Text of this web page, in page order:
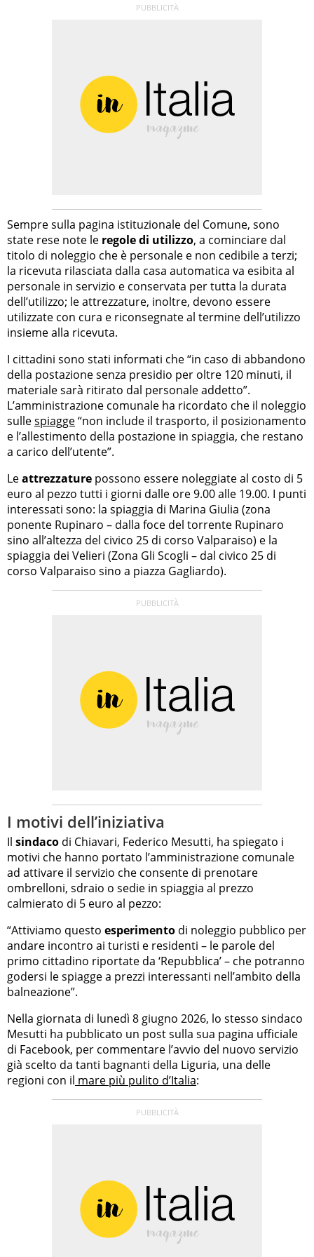
Sempre sulla pagina istituzionale del Comune, sono
state rese note le regole di utilizzo, a cominciare dal
titolo di noleggio che è personale e non cedibile a terzi;
la ricevuta rilasciata dalla casa automatica va esibita al
personale in servizio e conservata per tutta la durata
dell’utilizzo; le attrezzature, inoltre, devono essere
utilizzate con cura e riconsegnate al termine dell’utilizzo
insieme alla ricevuta.
I cittadini sono stati informati che “in caso di abbandono
della postazione senza presidio per oltre 120 minuti, il
materiale sarà ritirato dal personale addetto”.
L’amministrazione comunale ha ricordato che il noleggio
sullespiagge“non include il trasporto, il posizionamento
e l’allestimento della postazione in spiaggia, che restano
a carico dell’utente”.
Leattrezzature possono essere noleggiate al costo di 5
euro al pezzo tutti i giorni dalle ore 9.00 alle 19.00. I punti
interessati sono: la spiaggia di Marina Giulia (zona
ponente Rupinaro – dalla foce del torrente Rupinaro
sino all’altezza del civico 25 di corso Valparaiso) e la
spiaggia dei Velieri (Zona Gli Scogli – dal civico 25 di
corso Valparaiso sino a piazza Gagliardo).
I motivi dell’iniziativa
Il sindaco di Chiavari, Federico Mesutti, ha spiegato i
motivi che hanno portato l’amministrazione comunale
ad attivare il servizio che consente di prenotare
ombrelloni, sdraio o sedie in spiaggia al prezzo
calmierato di 5 euro al pezzo:
“Attiviamo questo esperimento di noleggio pubblico per
andare incontro ai turisti e residenti – le parole del
primo cittadino riportate da ‘Repubblica’ – che potranno
godersi le spiagge a prezzi interessanti nell’ambito della
balneazione”.
Nella giornata di lunedì 8 giugno 2026, lo stesso sindaco
Mesutti ha pubblicato un post sulla sua pagina ufficiale
di Facebook, per commentare l’avvio del nuovo servizio
già scelto da tanti bagnanti della Liguria, una delle
regioni con il mare più pulito d’Italia: